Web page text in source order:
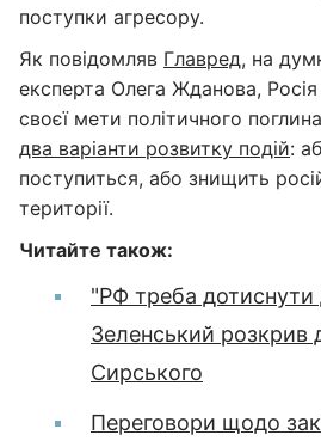
поступки агресору.
Як повідомляв Главред, на
експерта Олега Жданова, Росія
своєї мети політичного
два варіанти розвитку подій:
поступиться, або знищить
території.
Читайте також:
"РФ треба
Зеленський розкрив
Сирського
Переговори щодо